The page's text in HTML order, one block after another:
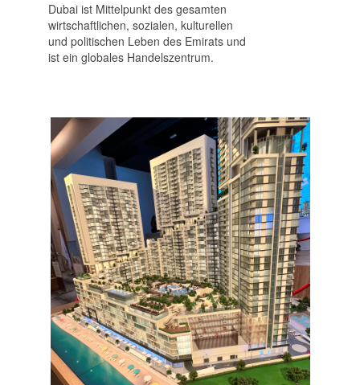
Dubai ist Mittelpunkt des gesamten
wirtschaftlichen, sozialen, kulturellen
und politischen Leben des Emirats und
ist ein globales Handelszentrum.